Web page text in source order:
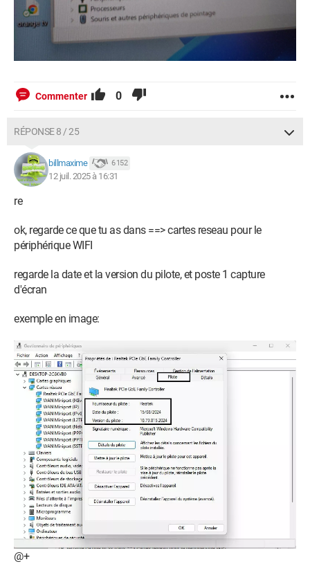
Commenter 0
RÉPONSE 8 / 25
billmaxime 6 152
12 juil. 2025 à 16:31
re
ok, regarde ce que tu as dans ==> cartes reseau pour le
périphérique WIFI
regarde la date et la version du pilote, et poste 1 capture
d'écran
exemple en image:
@+